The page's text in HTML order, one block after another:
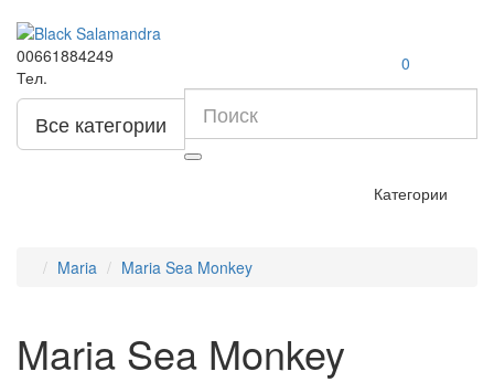
00661884249
Тел.
0
Все категории
Категории
Maria Maria Sea Monkey
Maria Sea Monkey